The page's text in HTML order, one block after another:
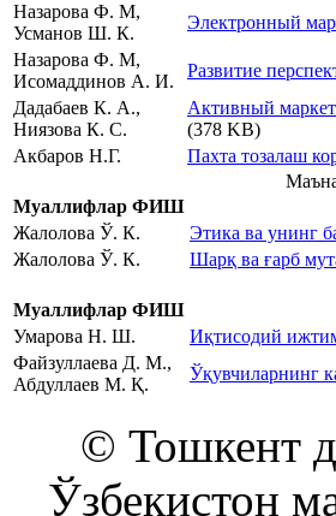
Назарова Ф. М,
Усманов Ш. К.
Электронный
Назарова Ф. М,
Исомаддинов А. И.
Развитие
Дадабаев К. А.,
Ниязова К. С.
Активный
(378 KB)
Акбаров Н.Г.
Пахта тозалаш
Муаллифлар ФИШ
Жалолова Ў. К.
Этика ва унинг
Жалолова Ў. К.
Шарқ ва ғарб
Муаллифлар ФИШ
Умарова Н. Ш.
Иқтисодий
Файзуллаева Д. М.,
Абдуллаев М. Қ.
Ўқувчиларнинг
© Тошкент
Ўзбекистон